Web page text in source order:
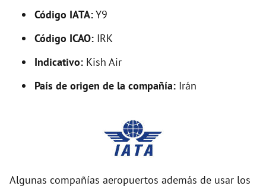
Código IATA:Y9
Código ICAO: IRK
Indicativo: Kish Air
País de origen de la compañía: Irán
Algunas compañías aeropuertos además de usar los